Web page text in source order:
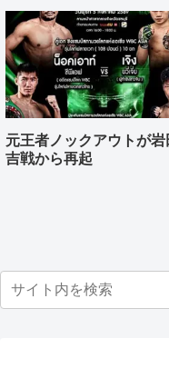
元王者ノックアウトが岩
吉戦から再起